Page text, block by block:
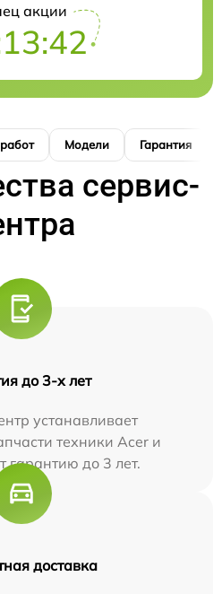
акции
Модели Гарантия
сервис-
до 3-х лет
устанавливает
техники Acer и
гарантию до 3 лет.
доставка